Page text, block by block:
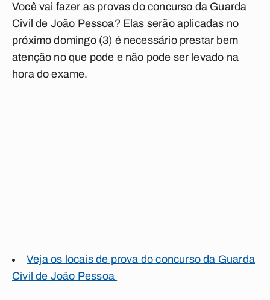
Você vai fazer as provas do concurso da Guarda
Civil de João Pessoa? Elas serão aplicadas no
próximo domingo (3) é necessário prestar bem
atenção no que pode e não pode ser levado na
hora do exame.
Veja os locais de prova do concurso da Guarda
Civil de João Pessoa